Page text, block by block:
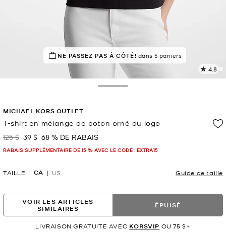
À SUCCÈS!Classé 5 étoiles par 86 % des clients
NE PASSEZ PAS À CÔTÉ! dans 5 paniers
4.8
MICHAEL KORS OUTLET
T-shirt en mélange de coton orné du logo
était
125 $ maintenant
39 $ 68 % DE RABAIS
RABAIS SUPPLÉMENTAIRE DE 15 % AVEC LE CODE : EXTRA15
TAILLE CA US Guide de taille
VOIR LES ARTICLES
SIMILAIRES
ÉPUISÉ
LIVRAISON GRATUITE AVEC KORSVIP OU 75 $+